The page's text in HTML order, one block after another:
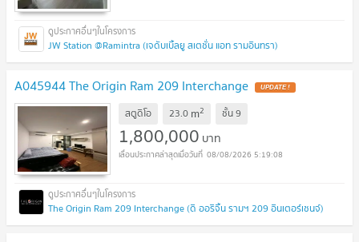
JW Station @Ramintra (เจดับเบิ้ลยู สเตชั่น แอท รามอินทรา)
A045944 The Origin Ram 209 Interchange UPDATE !
สตูดิโอ 23.0 m2 ชั้น9
1,800,000 บาท
08/08/2026 5:19:08
The Origin Ram 209 Interchange (ดิ ออริจิ้น รามฯ 209 อินเตอร์เชนจ์)